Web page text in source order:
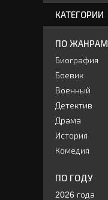
КАТЕГОРИИ
ПО ЖАНРАМ
Биография
Боевик
Военный
Детектив
Драма
История
Комедия
ПО ГОДУ
2026 года